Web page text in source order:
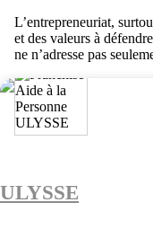
L’entrepreneuriat,
et des valeurs à
ne n’adresse pas
ULYSSE